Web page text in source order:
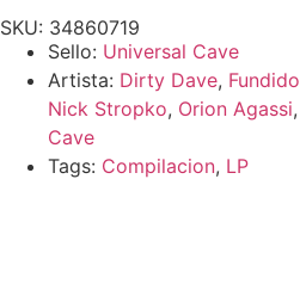
SKU: 34860719
Sello: Universal Cave
Artista: Dirty Dave, Fundido
Nick Stropko, Orion Agassi,
Cave
Tags: Compilacion, LP